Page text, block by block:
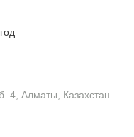
4, Алматы, Казахстан